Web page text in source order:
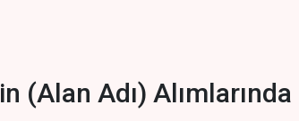
(Alan Adı) Alımlarında